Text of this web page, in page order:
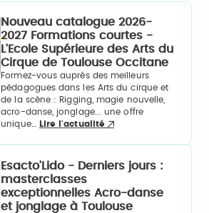
Nouveau catalogue 2026-
2027 Formations courtes -
L'Ecole Supérieure des Arts du
Cirque de Toulouse Occitane
Formez-vous auprès des meilleurs
pédagogues dans les Arts du cirque et
de la scène : Rigging, magie nouvelle,
acro-danse, jonglage... une offre
unique…
Lire l'actualité
Esacto'Lido - Derniers jours :
masterclasses
exceptionnelles Acro-danse
et jonglage à Toulouse